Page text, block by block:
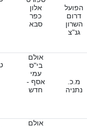
הפועל
דרום
השרון
גנ"צ
אלון
כפר
סבא
מ.כ.
נתניה
אולם
בי"ס
עמי
אסף -
חדש
אולם